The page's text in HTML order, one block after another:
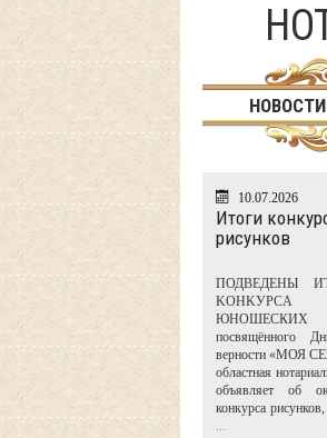
10.07.2026
Итоги
рисунков
ПОДВЕДЕНЫ
посвящённого
верности «МОЯ
областная
объявляет об
конкурса
...